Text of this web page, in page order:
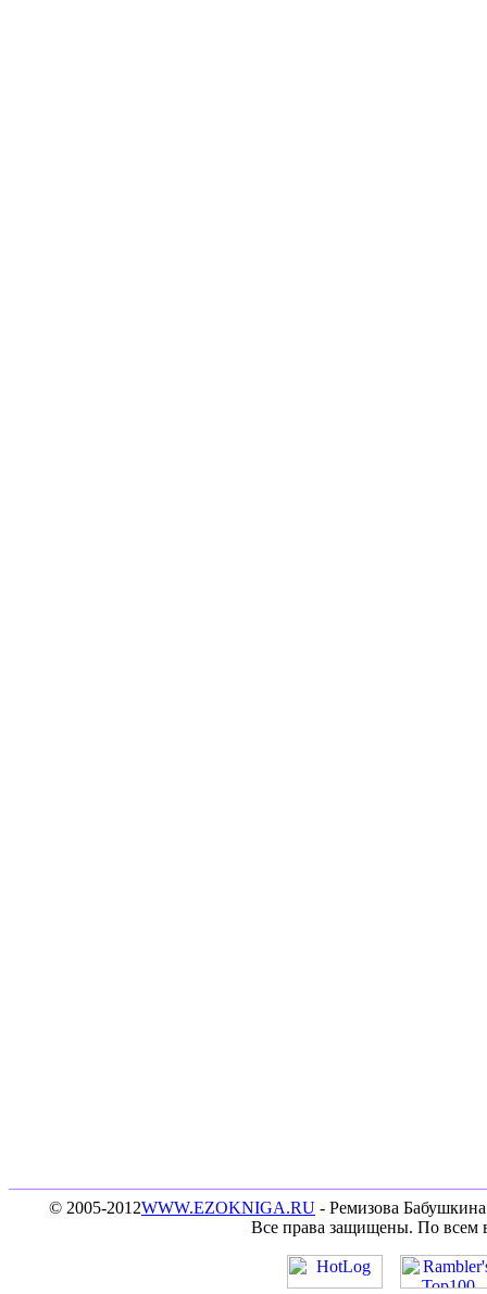
© 2005-2012WWW.EZOKNIGA.RU - Ремизова
Все права защищены. По всем